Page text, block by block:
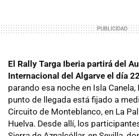
El Rally Targa Iberia partirá del
Internacional del Algarve el día
parando esa noche en Isla Canela,
punto de llegada está fijado a
Circuito de Monteblanco, en La
Huelva. Desde allí, los